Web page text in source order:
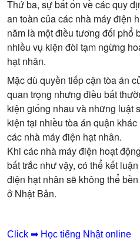
Thứ ba, sự bất ổn về các quy
an toàn của các nhà máy điện
năm là một điều tương đối phổ
nhiều vụ kiện đòi tạm ngừng
hạt nhân.
Mặc dù quyền tiếp cận tòa án
quan trọng nhưng điều bất
kiện giống nhau và những luật
kiện tại nhiều tòa án quận
các nhà máy điện hạt nhân.
Khi các nhà máy điện hoạt
bất trắc như vậy, có thể kết
điện hạt nhân sẽ không thể
ở Nhật Bản.
Click ➡ Học tiếng Nhật online